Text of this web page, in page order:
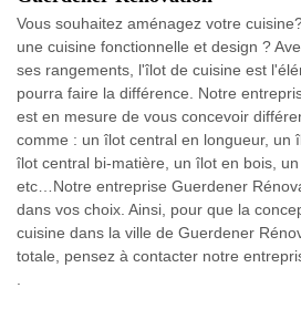
Vous souhaitez aménagez votre
une cuisine fonctionnelle et design ?
ses rangements, l'îlot de cuisine est
pourra faire la différence. Notre
est en mesure de vous concevoir
comme : un îlot central en longueur, un
îlot central bi-matière, un îlot en bois,
etc…Notre entreprise Guerdener
dans vos choix. Ainsi, pour que la
cuisine dans la ville de Guerdener
totale, pensez à contacter notre